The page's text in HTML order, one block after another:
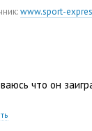
www.sport-
что он